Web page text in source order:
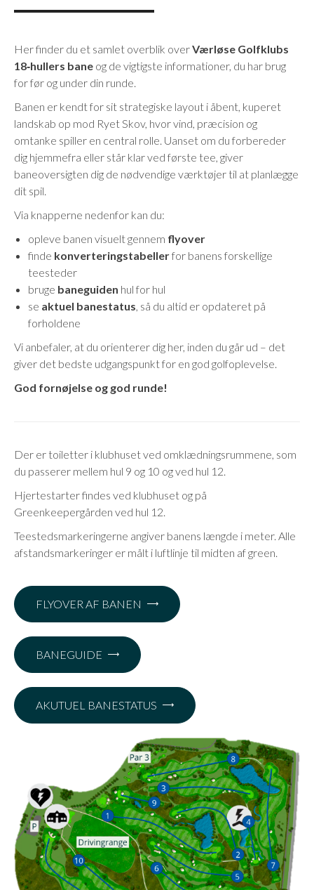
Her finder du et samlet overblik overVærløse Golfklubs
18‑hullers bane og de vigtigste informationer, du har brug
for før og under din runde.
Banen er kendt for sit strategiske layout i åbent, kuperet
landskab op mod Ryet Skov, hvor vind, præcision og
omtanke spiller en central rolle. Uanset om du forbereder
dig hjemmefra eller står klar ved første tee, giver
baneoversigten dig de nødvendige værktøjer til at planlægge
dit spil.
Via knapperne nedenfor kan du:
opleve banen visuelt gennem flyover
finde konverteringstabellerfor banens forskellige
teesteder
bruge baneguiden hul for hul
se aktuel banestatus, så du altid er opdateret på
forholdene
Vi anbefaler, at du orienterer dig her, inden du går ud – det
giver det bedste udgangspunkt for en god golfoplevelse.
God fornøjelse og god runde!
Der er toiletter i klubhuset ved omklædningsrummene, som
du passerer mellem hul 9 og 10 og ved hul 12.
Hjertestarter findes ved klubhuset og på
Greenkeepergården ved hul 12.
Teestedsmarkeringerne angiver banens længde i meter. Alle
afstandsmarkeringer er målt i luftlinje til midten af green.
FLYOVER AF BANEN
BANEGUIDE
AKUTUEL BANESTATUS